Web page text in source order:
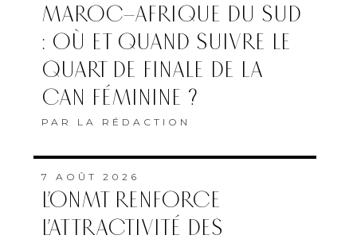
MAROC–AFRIQUE DU SUD
: OÙ ET QUAND SUIVRE LE
QUART DE FINALE DE LA
CAN FÉMININE ?
PAR LA RÉDACTION
7 AOÛT 2026
L’ONMT RENFORCE
L’ATTRACTIVITÉ DES